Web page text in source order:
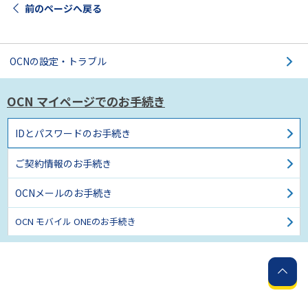
前のページへ戻る
OCNの設定・トラブル
OCN マイページでのお手続き
IDとパスワードのお手続き
ご契約情報のお手続き
OCNメールのお手続き
OCN モバイル ONEのお手続き